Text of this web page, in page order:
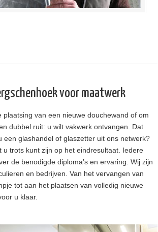
voor maatwerk
plaatsing van een nieuwe douchewand of om
dubbel ruit: u wilt vakwerk ontvangen. Dat
een glashandel of glaszetter uit ons netwerk?
u trots kunt zijn op het eindresultaat. Iedere
de benodigde diploma’s en ervaring. Wij zijn
en bedrijven. Van het vervangen van
tot aan het plaatsen van volledig nieuwe
u klaar.